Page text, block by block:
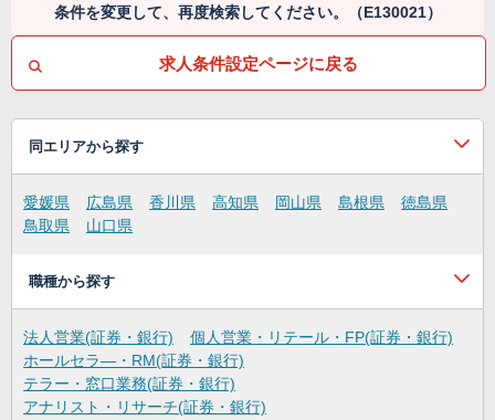
条件を変更して、再度検索してください。（E130021）
求人条件設定ページに戻る
同エリアから探す
愛媛県 広島県 香川県 高知県 岡山県 島根県
徳島県
鳥取県
山口県
職種から探す
法人営業(証券・銀行)
個人営業・リテール・FP(証券・銀行)
ホールセラ―・RM(証券・銀行)
テラー・窓口業務(証券・銀行)
アナリスト・リサーチ(証券・銀行)